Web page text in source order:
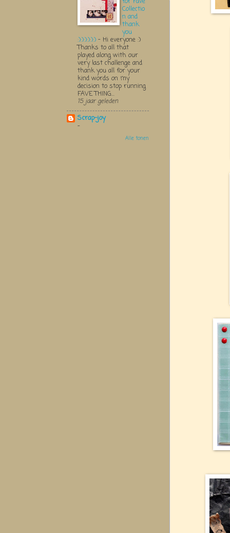
Collectio
n and
thank
you
:):):):):):) - Hi everyone :)
Thanks to all that
played along with our
very last challenge and
thank you all for your
kind words on my
decision to stop running
FAVE THING...
15 jaar geleden
Scrap-joy
-
Alle tonen